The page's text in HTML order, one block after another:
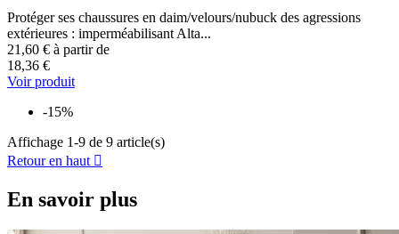
Protéger ses chaussures en daim/velours/nubuck des agressions
extérieures : imperméabilisant Alta...
21,60 € à partir de
18,36 €
Voir produit
-15%
Affichage 1-9 de 9 article(s)
Retour en haut 
En savoir plus